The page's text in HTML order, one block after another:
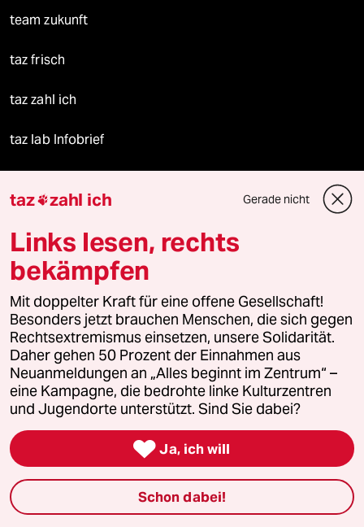
team zukunft
taz frisch
taz zahl ich
taz lab Infobrief
Veranstaltungen
Demnächst
Vor Ort
Live im Stream
Vergangene
taz lab 2027
Mehr taz Lesestoff
taz zahl ich Gerade nicht
Links lesen, rechts
bekämpfen
Mit doppelter Kraft für eine offene Gesellschaft!
Besonders jetzt brauchen Menschen, die sich gegen
Rechtsextremismus einsetzen, unsere Solidarität.
Daher gehen 50 Prozent der Einnahmen aus
Neuanmeldungen an „Alles beginnt im Zentrum“ –
eine Kampagne, die bedrohte linke Kulturzentren
und Jugendorte unterstützt. Sind Sie dabei?
 Ja, ich will
Schon dabei!